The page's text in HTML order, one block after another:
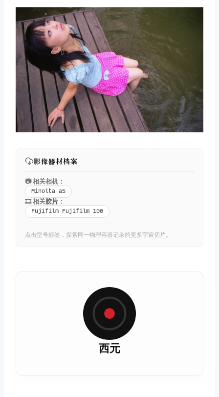
影像器材档案
📷 相关相机：
Minolta a5
🎞️ 相关胶片 ：
Fujifilm Fujifilm 100
点击型号标签，探索同一物理容器记录的更多宇宙切片。
西元